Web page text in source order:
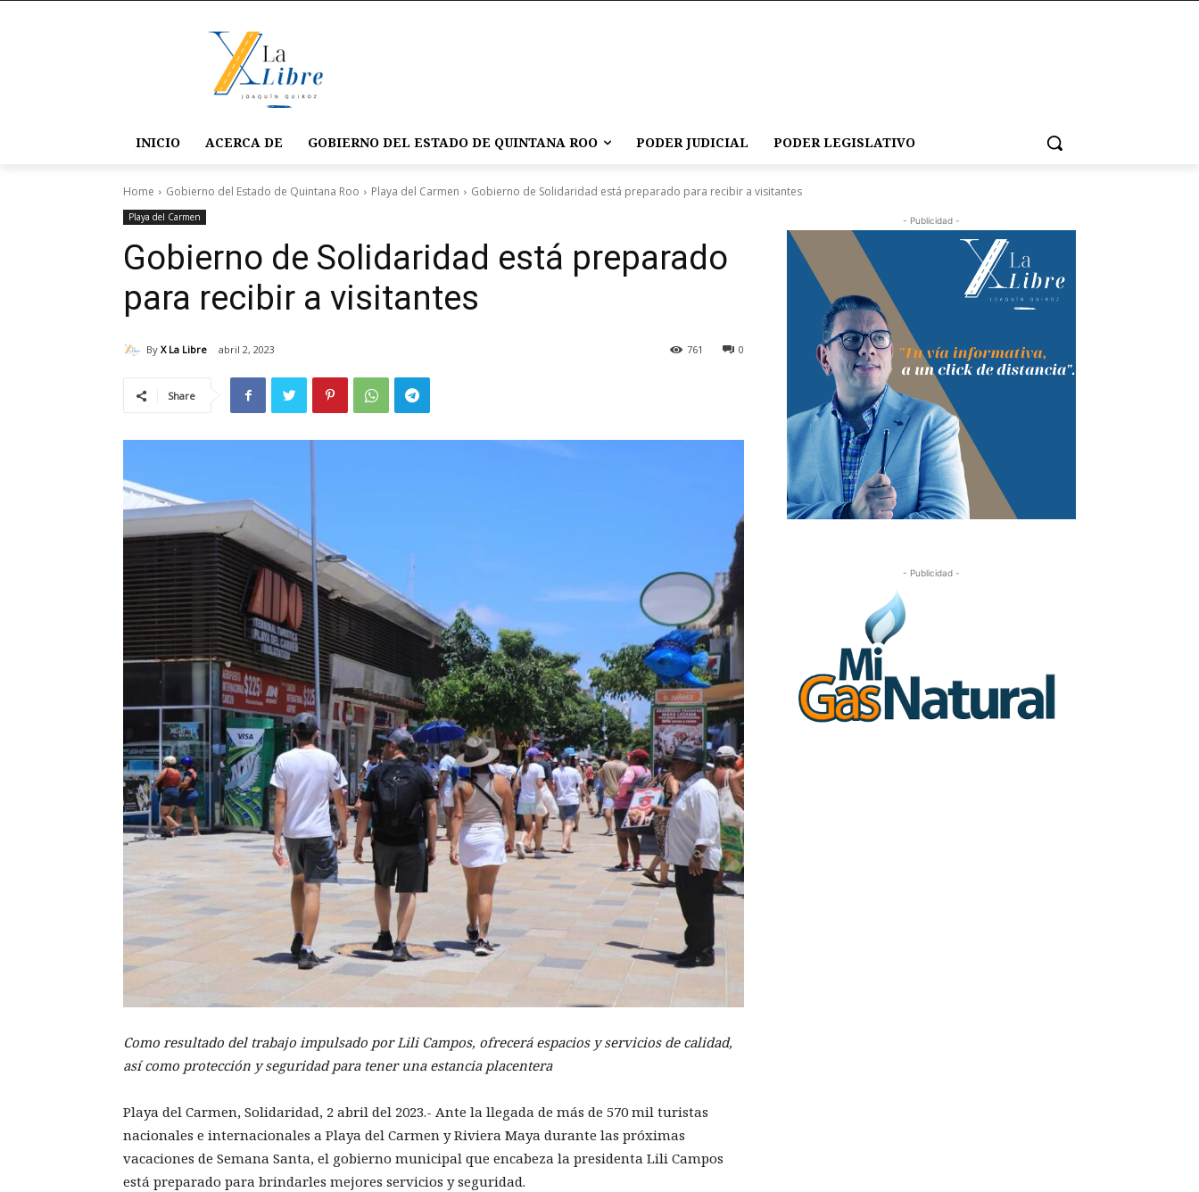
INICIO ACERCA DE GOBIERNO DEL ESTADO DE QUINTANA ROO PODER JUDICIAL PODER LEGISLATIVO
Home Gobierno del Estado de Quintana Roo Playa del Carmen Gobierno de Solidaridad está preparado para recibir a visitantes
Playa del Carmen
Gobierno de Solidaridad está preparado
para recibir a visitantes
By X La Libre abril 2, 2023 0
761
Share
Como resultado del trabajo impulsado por Lili Campos, ofrecerá espacios y servicios de calidad,
así como protección y seguridad para tener una estancia placentera
Playa del Carmen, Solidaridad, 2 abril del 2023.- Ante la llegada de más de 570 mil turistas
nacionales e internacionales a Playa del Carmen y Riviera Maya durante las próximas
vacaciones de Semana Santa, el gobierno municipal que encabeza la presidenta Lili Campos
está preparado para brindarles mejores servicios y seguridad.
- Publicidad -
- Publicidad -